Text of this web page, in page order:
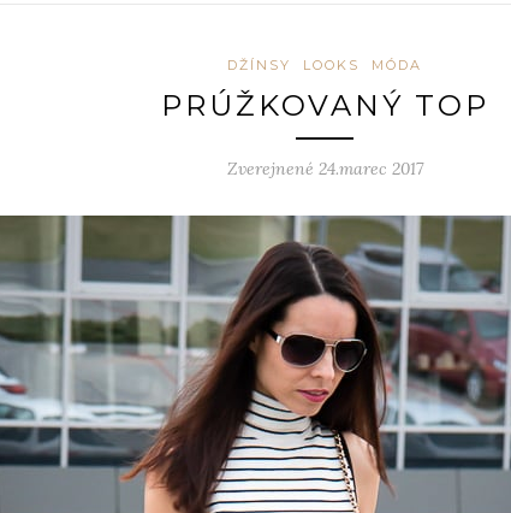
DŽÍNSY LOOKS MÓDA
PRÚŽKOVANÝ TOP
Zverejnené 24.marec 2017